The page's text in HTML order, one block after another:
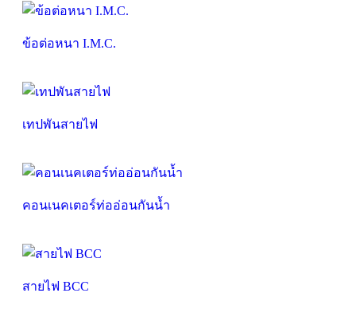
ข้อต่อหนา I.M.C.
เทปพันสายไฟ
คอนเนคเตอร์ท่ออ่อนกันน้ำ
สายไฟ BCC